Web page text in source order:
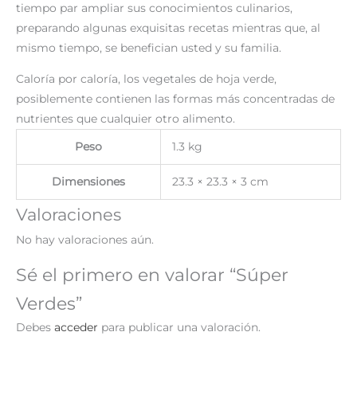
tiempo par ampliar sus conocimientos culinarios,
preparando algunas exquisitas recetas mientras que, al
mismo tiempo, se benefician usted y su familia.
Caloría por caloría, los vegetales de hoja verde,
posiblemente contienen las formas más concentradas de
nutrientes que cualquier otro alimento.
Peso 1.3 kg
Dimensiones 23.3 × 23.3 × 3 cm
Valoraciones
No hay valoraciones aún.
Sé el primero en valorar “Súper
Verdes”
Debes acceder para publicar una valoración.